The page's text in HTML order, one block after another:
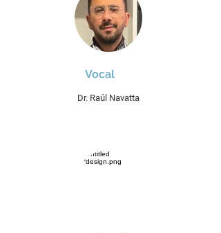
Vocal
Dr. Raúl Navatta